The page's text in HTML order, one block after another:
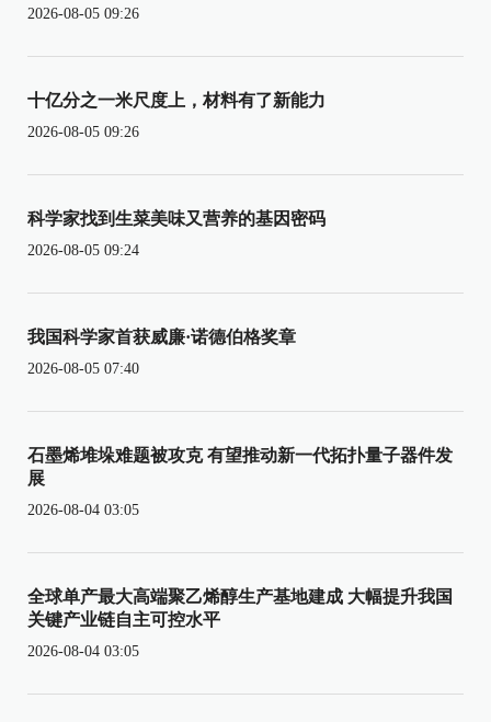
2026-08-05 09:26
十亿分之一米尺度上，材料有了新能力
2026-08-05 09:26
科学家找到生菜美味又营养的基因密码
2026-08-05 09:24
我国科学家首获威廉·诺德伯格奖章
2026-08-05 07:40
石墨烯堆垛难题被攻克 有望推动新一代拓扑量子器件发
展
2026-08-04 03:05
全球单产最大高端聚乙烯醇生产基地建成 大幅提升我国
关键产业链自主可控水平
2026-08-04 03:05